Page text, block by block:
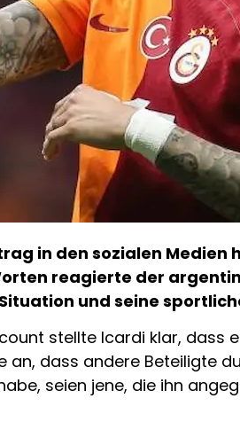
in den sozialen
reagierte der
und seine
stellte Icardi klar, dass
dass andere Beteiligte
seien jene, die ihn